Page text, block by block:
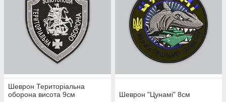
Шеврон Територіальна
оборона висота 9см
Шеврон "Цунамі" 8см